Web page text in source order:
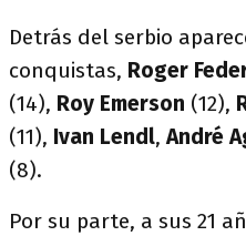
Detrás del serbio
conquistas, Roger
(14), Roy Emerson (12),
(11), Ivan Lendl,André
(8).
Por su parte, a sus 21